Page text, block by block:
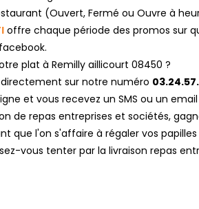
(Ouvert, Fermé ou Ouvre à
offre chaque période des promos sur
plat à Remilly aillicourt 08450 ?
sur notre numéro
et vous recevez un SMS ou un
de repas entreprises et sociétés,
que l'on s'affaire à régaler vos
vous tenter par la livraison repas